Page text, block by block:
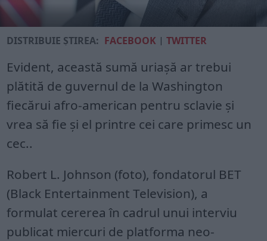
DISTRIBUIE ȘTIREA: FACEBOOK |TWITTER
Evident, această sumă uriașă ar trebui
plătită de guvernul de la Washington
fiecărui afro-american pentru sclavie și
vrea să fie și el printre cei care primesc un
cec..
Robert L. Johnson (foto), fondatorul BET
(Black Entertainment Television), a
formulat cererea în cadrul unui interviu
publicat miercuri de platforma neo-